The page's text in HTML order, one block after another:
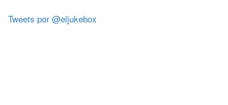
Tweets por @eljukebox